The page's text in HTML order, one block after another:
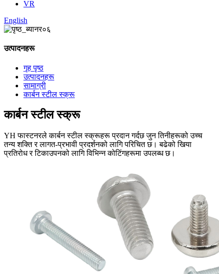
VR
English
उत्पादनहरू
गृह पृष्ठ
उत्पादनहरू
सामाग्री
कार्बन स्टील स्क्रू
कार्बन स्टील स्क्रू
YH फास्टनरले कार्बन स्टील स्क्रूहरू प्रदान गर्दछ जुन तिनीहरूको उच्च
तन्य शक्ति र लागत-प्रभावी प्रदर्शनको लागि परिचित छ। बढेको खिया
प्रतिरोध र टिकाउपनको लागि विभिन्न कोटिंगहरूमा उपलब्ध छ।